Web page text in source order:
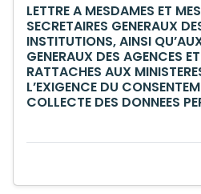
LETTRE A MESDAMES ET
SECRETAIRES GENERAUX
INSTITUTIONS, AINSI
GENERAUX DES AGENCES
RATTACHES AUX
L’EXIGENCE DU
COLLECTE DES DONNEES